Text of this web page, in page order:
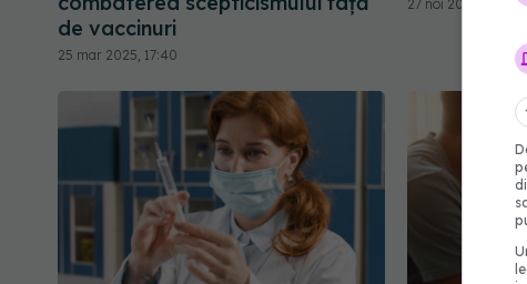
de vaccinuri
25 mar 2025, 17:40
27 noi 2025, 08:24